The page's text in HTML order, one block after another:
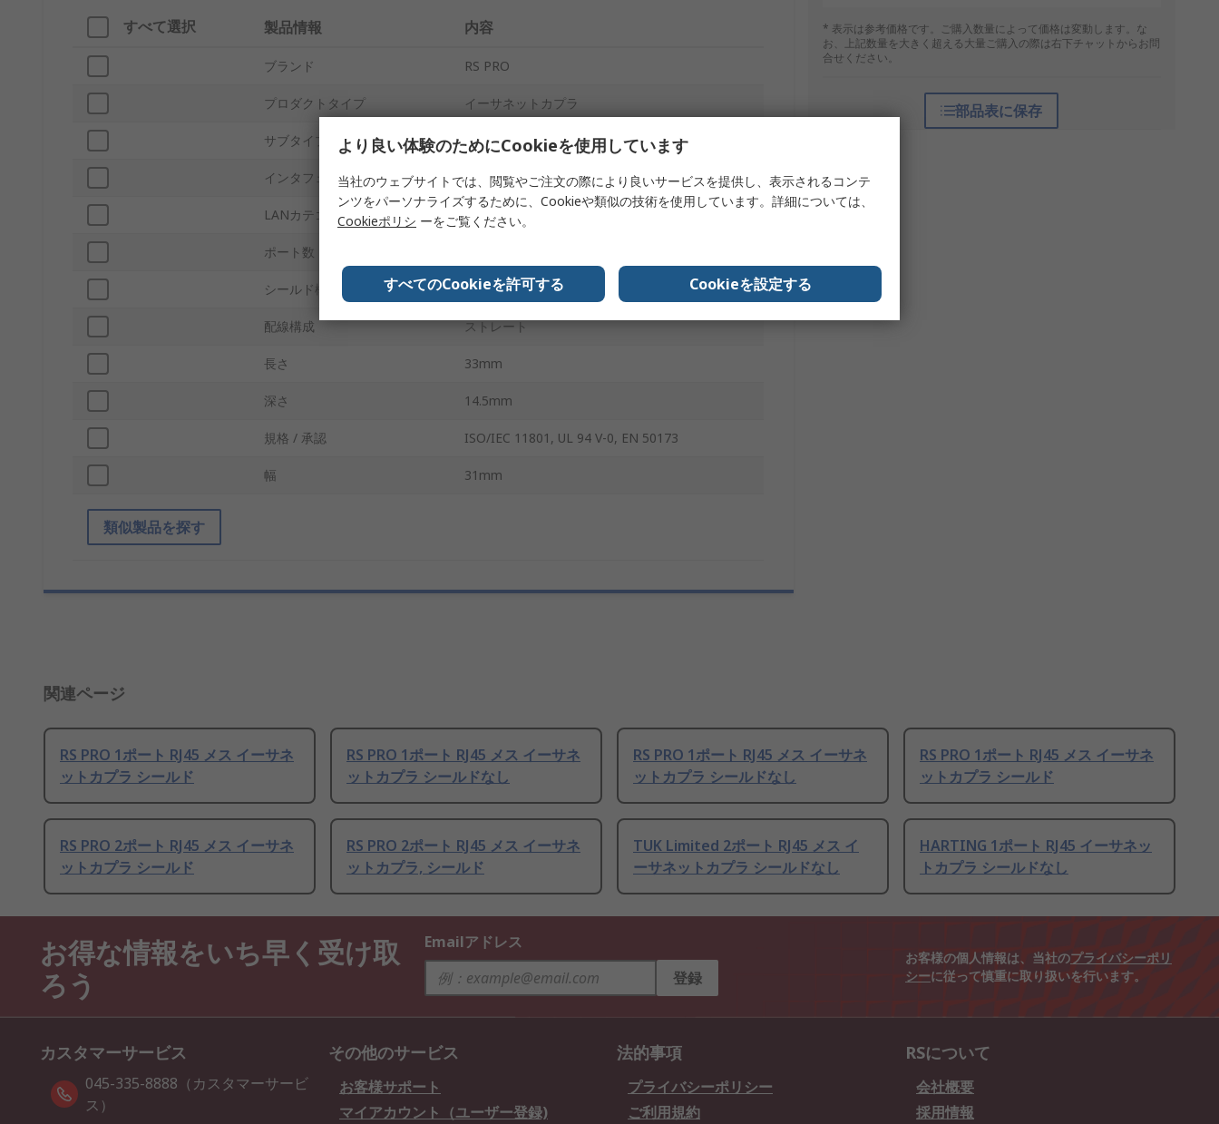
* 表示は参考価格です。ご購入数量によって価格は変動します。な
お、上記数量を大きく超える大量ご購入の際は右下チャットからお問
合せください。
部品表に保存
すべて選択 製品情報 内容
ブランド RS PRO
プロダクトタイプ イーサネットカプラ
サブタイプ フィードスルー
インタフェースタイプ RJ45 メス
LANカテゴリ Cat6
ポート数
シールド構造 シールド
配線構成 ストレート
長さ 33mm
深さ 14.5mm
規格 / 承認 ISO/IEC 11801, UL 94 V-0, EN 50173
幅 31mm
類似製品を探す
関連ページ
RS PRO 1ポート RJ45 メス イーサネ
ットカプラ シールド
RS PRO 1ポート RJ45 メス イーサネ
ットカプラ シールドなし
RS PRO 1ポート RJ45 メス イーサネ
ットカプラ シールドなし
RS PRO 1ポート RJ45 メス イーサネ
ットカプラ シールド
RS PRO 2ポート RJ45 メス イーサネ
ットカプラ シールド
RS PRO 2ポート RJ45 メス イーサネ
ットカプラ, シールド
TUK Limited 2ポート RJ45 メス イ
ーサネットカプラ シールドなし
HARTING 1ポート RJ45 イーサネッ
トカプラ シールドなし
お得な情報をいち早く受け取
ろう
Emailアドレス
登録
お客様の個人情報は、当社のプライバシーポリ
シーに従って慎重に取り扱いを行います。
カスタマーサービス
045-335-8888（カスタマーサービ
ス）
その他のサービス
お客様サポート
マイアカウント（ユーザー登録)
法的事項
プライバシーポリシー
ご利用規約
RSについて
会社概要
採用情報
より良い体験のためにCookieを使用しています
当社のウェブサイトでは、閲覧やご注文の際により良いサービスを提供し、表示されるコンテ
ンツをパーソナライズするために、Cookieや類似の技術を使用しています。詳細については、
Cookieポリシ ーをご覧ください。
すべてのCookieを許可する Cookieを設定する